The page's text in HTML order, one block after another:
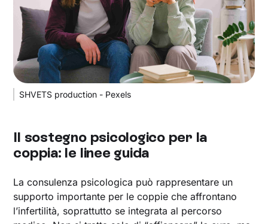
SHVETS production - Pexels
Il sostegno psicologico per la
coppia: le linee guida
La consulenza psicologica può rappresentare un
supporto importante per le coppie che affrontano
l’infertilità, soprattutto se integrata al percorso